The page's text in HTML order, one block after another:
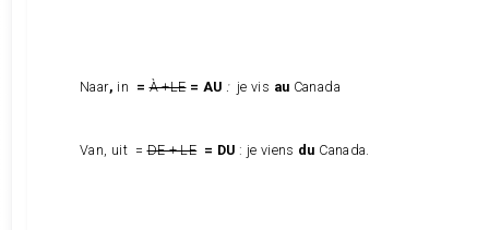
Naar, in =À +LE= AU : je vis au Canada
Van, uit =DE + LE= DU : je viens du Canada.